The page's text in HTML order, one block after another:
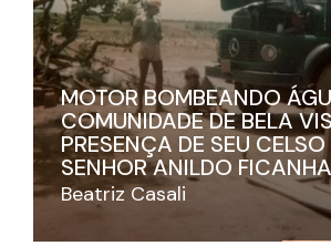
MOTOR BOMBEANDO
COMUNIDADE DE BELA
PRESENÇA DE SEU
SENHOR ANILDO
Beatriz Casali